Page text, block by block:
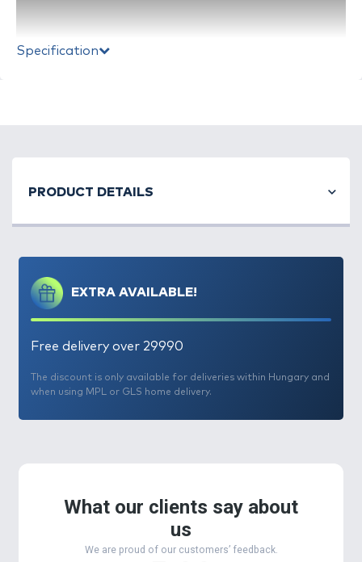
mindennapos horgászatokhoz,
aprócikkes táskák. Hiányzott ez a méret és forma a
MIDNEN (is) belefér, amelyre egy gyors
horgászathoz szükség lehet! Ebben tökéletesen
tárolható szinte bármilyen kisebb és közepes
méretű kiegészítő, legyen az egy szerelékes doboz,
előketartó, etetőcsúzli, csalik, EVA tartók, vagy
szeretnénk szállítani. A legnagyobb,belső
főrekeszén kívül rendelkezésre áll még
zipzáras elülső zsebis, valamint mindkét oldalon 1-1
tisztítható. Említést érdemel abélelt, állítható
méretű vállpánt és fogantyú
terveztek, hogy megfelelő kényelmet biztosítsanak
Specification
EXTRA AVAILABLE!
Free delivery over 29990
The discount is only available for deliveries within Hungary and
when using MPL or GLS home delivery.
PRODUCT DETAILS